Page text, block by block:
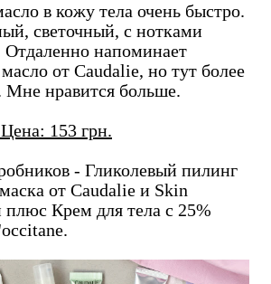
в кожу тела очень быстро.
светочный, с нотками
Отдаленно напоминает
от Caudalie, но тут более
Мне нравится больше.
153 грн.
- Гликолевый пилинг
от Caudalie и Skin
Крем для тела с 25%